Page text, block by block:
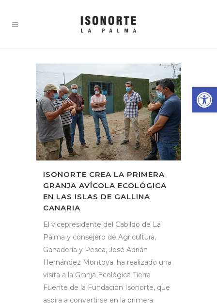
ISONORTE CREA LA PRIMERA
GRANJA AVÍCOLA ECOLÓGICA
EN LAS ISLAS DE GALLINA
CANARIA
El vicepresidente del Cabildo de La
Palma y consejero de Agricultura,
Ganadería y Pesca, José Adrián
Hernández Montoya, ha realizado una
visita a la Granja Ecológica Tierra
Fuente de la Fundación Isonorte, que
aspira a convertirse en la primera